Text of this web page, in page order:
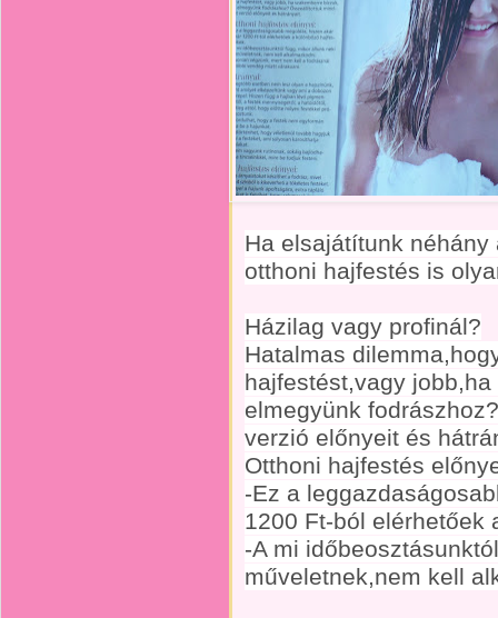
Ha elsajátítunk
otthoni hajfestés is
Házilag vagy profinál?
Hatalmas
hajfestést,vagy
elmegyünk
verzió előnyeit és
Otthoni hajfestés
-Ez a
1200 Ft-ból elérhetőek
-A mi
műveletnek,nem kell